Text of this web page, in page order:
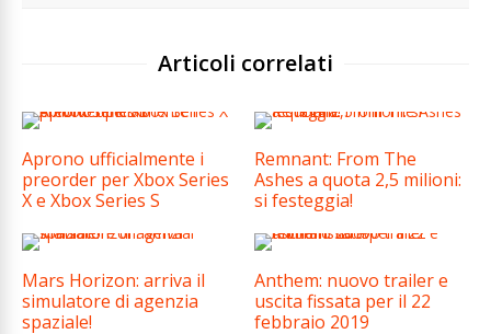
Articoli correlati
Aprono ufficialmente i
preorder per Xbox Series
X e Xbox Series S
Remnant: From The
Ashes a quota 2,5 milioni:
si festeggia!
Mars Horizon: arriva il
simulatore di agenzia
spaziale!
Anthem: nuovo trailer e
uscita fissata per il 22
febbraio 2019